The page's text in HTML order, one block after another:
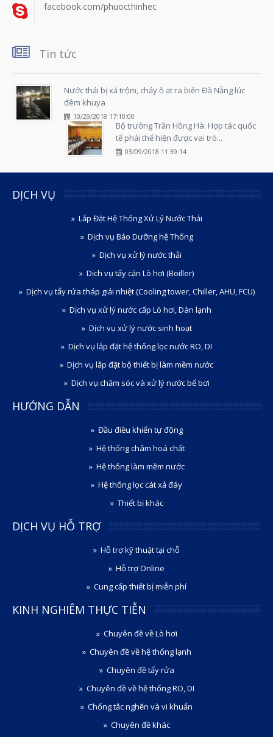
facebook.com/phuocthinhec
Tin tức
Nước thải bị xả trộm, chảy ồ ạt ra biển Đà Nẵng lúc
đêm khuya
10/29/2018 17:10:00
Bộ trưởng Trần Hồng Hà: Hợp tác quốc
tế phải thể hiện được vai trò...
03/09/2018 11:39:14
DỊCH VỤ
Lắp Đặt Hệ Thống Xử Lý Nước Thải
Dịch vụ Bảo Dưỡng hệ Thống
Dịch vụ xử lý nước thải
Dịch vụ tẩy cặn Lò hơi (Boiller)
Dịch vụ tẩy rửa tháp giải nhiệt (Cooling tower, Chiller, AHU, FCU)
Dịch vụ xử lý nước cấp Lò hơi, Dàn lạnh
Dịch vụ xử lý nước sinh hoạt
Dịch vụ lắp đặt hệ thống lọc nước RO, DI
Dịch vụ lắp đặt bộ thiết bị làm mềm nước
Dịch vụ chăm sóc và xử lý nước bể bơi
HƯỚNG DẪN
Đầu điều khiển tự động
Hệ thống châm hoá chất
Hệ thống làm mềm nước
Hệ thống lọc cát xả đáy
Thiết bị khác
DỊCH VỤ HỖ TRỢ
Hỗ trợ kỹ thuật tại chỗ
Hỗ trợ Online
Cung cấp thiết bị miễn phí
KINH NGHIÊM THỰC TIỄN
Chuyên đề về Lò hơi
Chuyên đề về hệ thống lạnh
Chuyên đề tẩy rửa
Chuyên đề về hệ thống RO, DI
Chống tắc nghẽn và vi khuẩn
Chuyên đề khác